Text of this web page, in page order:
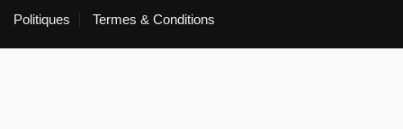
Politiques Termes & Conditions